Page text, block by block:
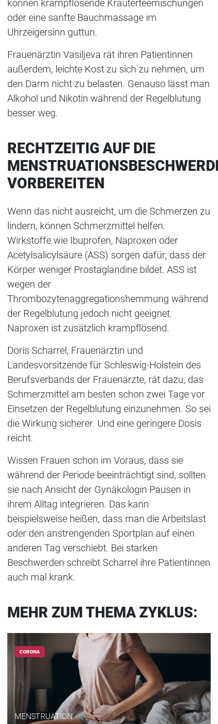
können krampflösende Kräuterteemischungen
oder eine sanfte Bauchmassage im
Uhrzeigersinn guttun.
Frauenärztin Vasiljeva rät ihren Patientinnen
außerdem, leichte Kost zu sich zu nehmen, um
den Darm nicht zu belasten. Genauso lässt man
Alkohol und Nikotin während der Regelblutung
besser weg.
RECHTZEITIG AUF DIE
VORBEREITEN
Wenn das nicht ausreicht, um die Schmerzen zu
lindern, können Schmerzmittel helfen.
Wirkstoffe wie Ibuprofen, Naproxen oder
Acetylsalicylsäure (ASS) sorgen dafür, dass der
Körper weniger Prostaglandine bildet. ASS ist
wegen der
Thrombozytenaggregationshemmung während
der Regelblutung jedoch nicht geeignet.
Naproxen ist zusätzlich krampflösend.
Doris Scharrel, Frauenärztin und
Landesvorsitzende für Schleswig-Holstein des
Berufsverbands der Frauenärzte, rät dazu, das
Schmerzmittel am besten schon zwei Tage vor
Einsetzen der Regelblutung einzunehmen. So sei
die Wirkung sicherer. Und eine geringere Dosis
reicht.
Wissen Frauen schon im Voraus, dass sie
während der Periode beeinträchtigt sind, sollten
sie nach Ansicht der Gynäkologin Pausen in
ihrem Alltag integrieren. Das kann
beispielsweise heißen, dass man die Arbeitslast
oder den anstrengenden Sportplan auf einen
anderen Tag verschiebt. Bei starken
Beschwerden schreibt Scharrel ihre Patientinnen
auch mal krank.
MEHR ZUM THEMA ZYKLUS:
CORONA
MENSTRUATION